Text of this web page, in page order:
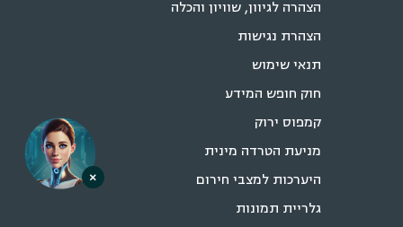
הצהרה לגיוון, שוויון והכלה
הצהרת נגישות
תנאי שימוש
חוק חופש המידע
קמפוס ירוק
מניעת הטרדה מינית
היערכות למצבי חירום
גלריית תמונות
×